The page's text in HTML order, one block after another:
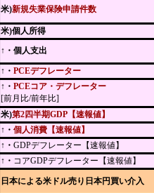
米)新規失業保険申請件数
米)個人所得
↑・個人支出
↑・ PCEデフレーター
↑・ PCEコア・デフレーター
[前月比/前年比]
米)第2四半期GDP【速報値】
↑・ 個人消費【速報値】
↑・ GDPデフレーター【速報値】
↑・ コアGDPデフレーター【速報値】
日本による米ドル売り日本円買い介入